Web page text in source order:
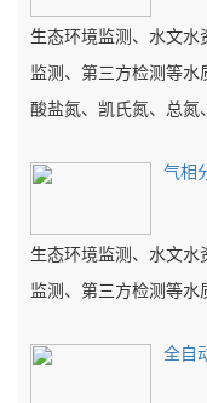
生态环境监测、水文
监测、第三方检测等
酸盐氮、凯氏氮、总氮
气相
生态环境监测、水文
监测、第三方检测等水
全自